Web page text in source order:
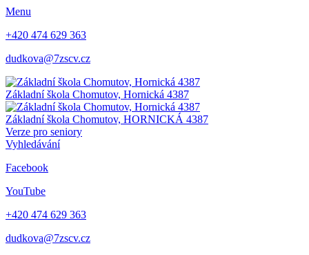
Menu
+420 474 629 363
dudkova@7zscv.cz
Základní škola Chomutov, Hornická 4387
Základní škola Chomutov, HORNICKÁ 4387
Verze pro seniory
Vyhledávání
Facebook
YouTube
+420 474 629 363
dudkova@7zscv.cz